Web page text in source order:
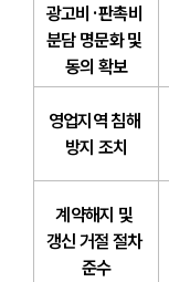
광고비·판촉비
분담 명문화 및
동의 확보
영업지역 침해
방지 조치
계약해지 및
갱신 거절 절차
준수